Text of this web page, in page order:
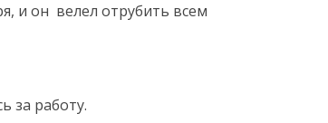
и он велел отрубить всем
за работу.